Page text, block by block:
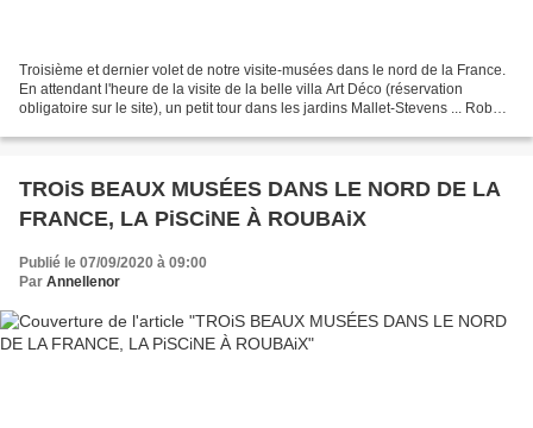
Troisième et dernier volet de notre visite-musées dans le nord de la France.
En attendant l'heure de la visite de la belle villa Art Déco (réservation
obligatoire sur le site), un petit tour dans les jardins Mallet-Stevens ... Robert
TROiS BEAUX MUSÉES DANS LE NORD DE LA
FRANCE, LA PiSCiNE À ROUBAiX
Publié le 07/09/2020 à 09:00
Par Annellenor